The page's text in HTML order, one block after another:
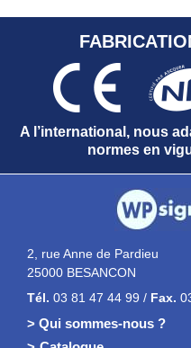
A l’international, nous
normes en
2, rue Anne de Pardieu
25000 BESANCON
Tél. 03 81 47 44 99 / Fax.
> Qui sommes-nous ?